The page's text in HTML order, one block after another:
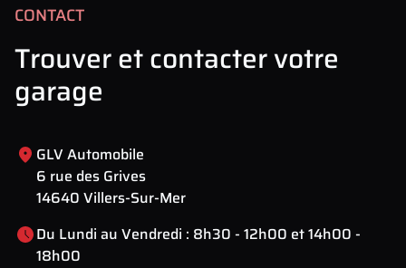
CONTACT
Trouver et contacter votre
garage
GLV Automobile
6 rue des Grives
14640 Villers-Sur-Mer
Du Lundi au Vendredi : 8h30 - 12h00 et 14h00 -
18h00